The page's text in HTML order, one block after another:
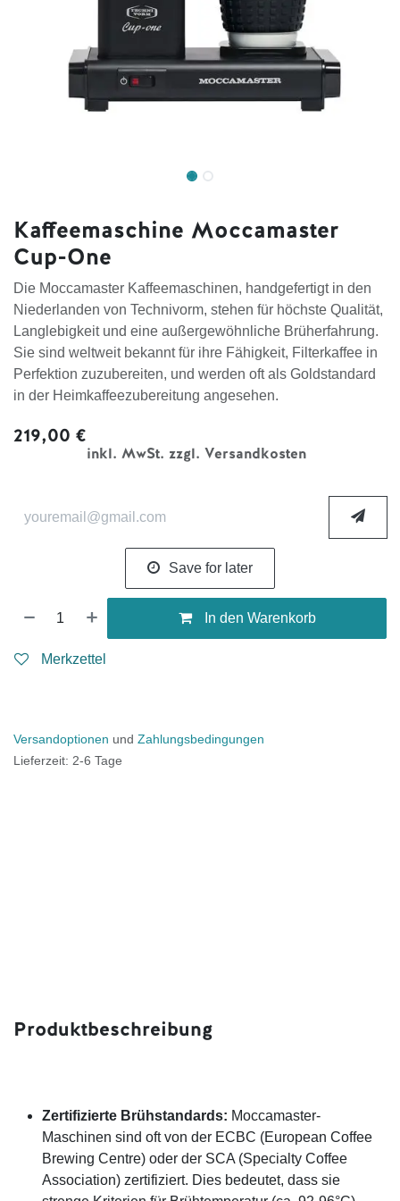
Kaffeemaschine Moccamaster
Cup-One
Die Moccamaster Kaffeemaschinen, handgefertigt in den
Niederlanden von Technivorm, stehen für höchste Qualität,
Langlebigkeit und eine außergewöhnliche Brüherfahrung.
Sie sind weltweit bekannt für ihre Fähigkeit, Filterkaffee in
Perfektion zuzubereiten, und werden oft als Goldstandard
in der Heimkaffeezubereitung angesehen.
219,00 €
inkl. MwSt. zzgl. Versandkosten
Save for later
In den Warenkorb
Merkzettel
Versandoptionen und Zahlungsbedingungen
Lieferzeit: 2-6 Tage
Produktbeschreibung
Zertifizierte Brühstandards: Moccamaster-
Maschinen sind oft von der ECBC (European Coffee
Brewing Centre) oder der SCA (Specialty Coffee
Association) zertifiziert. Dies bedeutet, dass sie